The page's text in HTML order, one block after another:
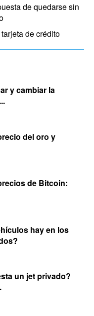
de quedarse sin
de crédito
y cambiar la
del oro y
de Bitcoin:
hay en los
un jet privado?